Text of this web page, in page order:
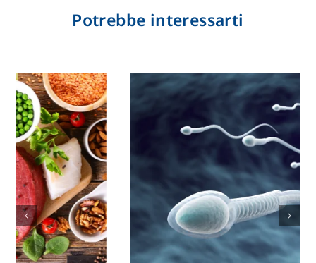
Potrebbe interessarti